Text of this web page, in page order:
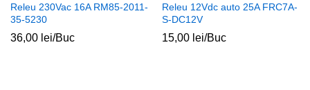
Releu 230Vac 16A RM85-2011-
35-5230
36,00 lei/Buc
Releu 12Vdc auto 25A FRC7A-
S-DC12V
15,00 lei/Buc